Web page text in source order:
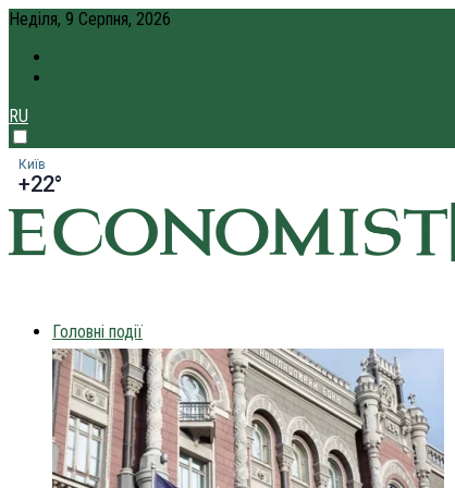
Неділя, 9 Серпня, 2026
RU
Київ
+22°
Головні події